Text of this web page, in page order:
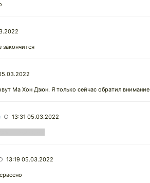
закончится
Ма Хон Дзюн. Я только сейчас обратил внимание
○ 13:31 05.03.2022
13:19 05.03.2022